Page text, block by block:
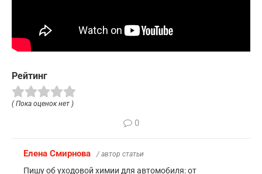
Рейтинг
( Пока оценок нет )
0
Елена Смирнова / автор статьи
Пишу об уходовой химии для автомобиля: от